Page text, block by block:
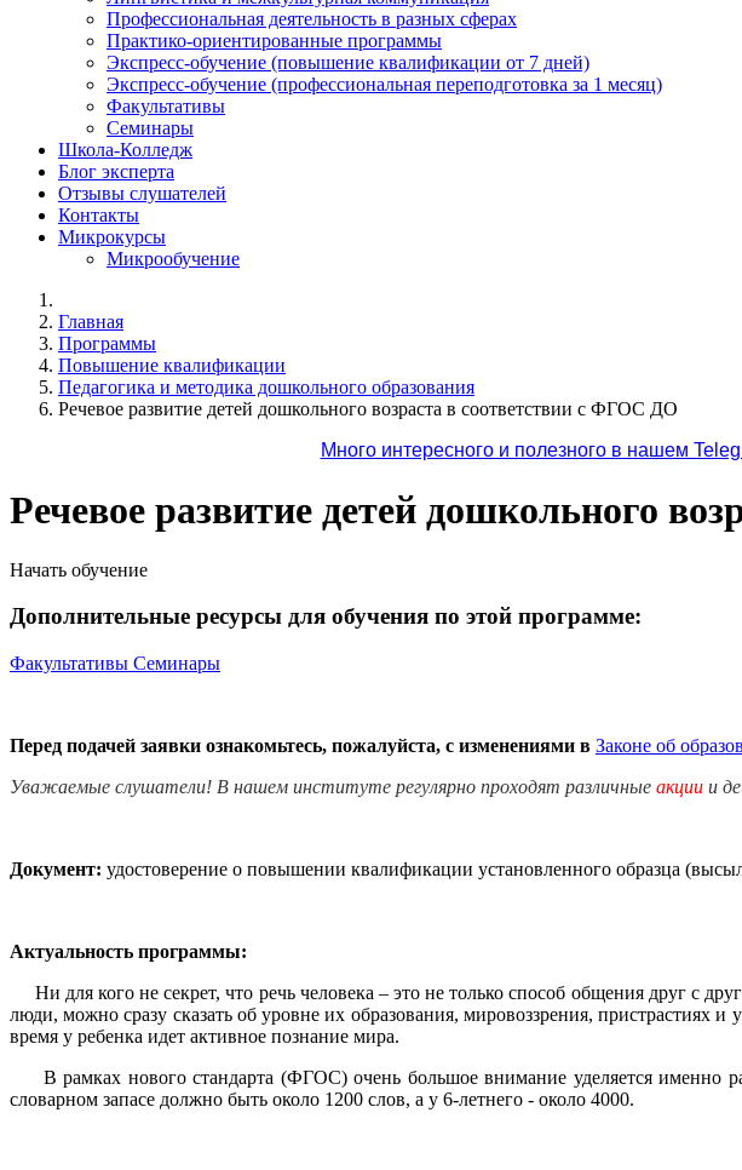
Профессиональная деятельность в разных сферах
Практико-ориентированные программы
Экспресс-обучение (повышение квалификации от 7 дней)
Экспресс-обучение (профессиональная переподготовка за 1 месяц)
Факультативы
Семинары
Школа-Колледж
Блог эксперта
Отзывы слушателей
Контакты
Микрокурсы
Микрообучение
Главная
Программы
Повышение квалификации
Педагогика и методика дошкольного образования
Речевое развитие детей дошкольного возраста в соответствии с ФГОС ДО
Много интересного и полезного в нашем
Речевое развитие детей дошкольного
Начать обучение
Дополнительные ресурсы для обучения по этой программе:
Факультативы Семинары
Перед подачей заявки ознакомьтесь, пожалуйста, с изменениями в Законе об
Уважаемые слушатели! В нашем институте регулярно проходят различные акции и
Документ: удостоверение о повышении квалификации установленного образца
Актуальность программы:
Ни для кого не секрет, что речь человека – это не только способ общения друг с
люди, можно сразу сказать об уровне их образования, мировоззрения,
время у ребенка идет активное познание мира.
В рамках нового стандарта (ФГОС) очень большое внимание уделяется именно
словарном запасе должно быть около 1200 слов, а у 6-летнего - около 4000.